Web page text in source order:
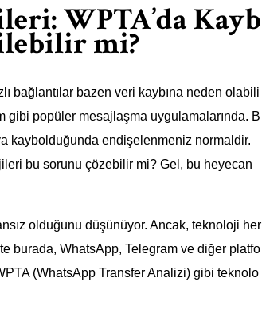
WPTA’da Kayb
mi?
bağlantılar bazen veri kaybına neden olabili
gibi popüler mesajlaşma uygulamalarında. B
kaybolduğunda endişelenmeniz normaldir.
bu sorunu çözebilir mi? Gel, bu heyecan
olduğunu düşünüyor. Ancak, teknoloji her
burada, WhatsApp, Telegram ve diğer platfo
(WhatsApp Transfer Analizi) gibi teknolo